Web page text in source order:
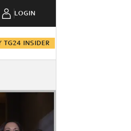
LOGIN
TG24 INSIDER